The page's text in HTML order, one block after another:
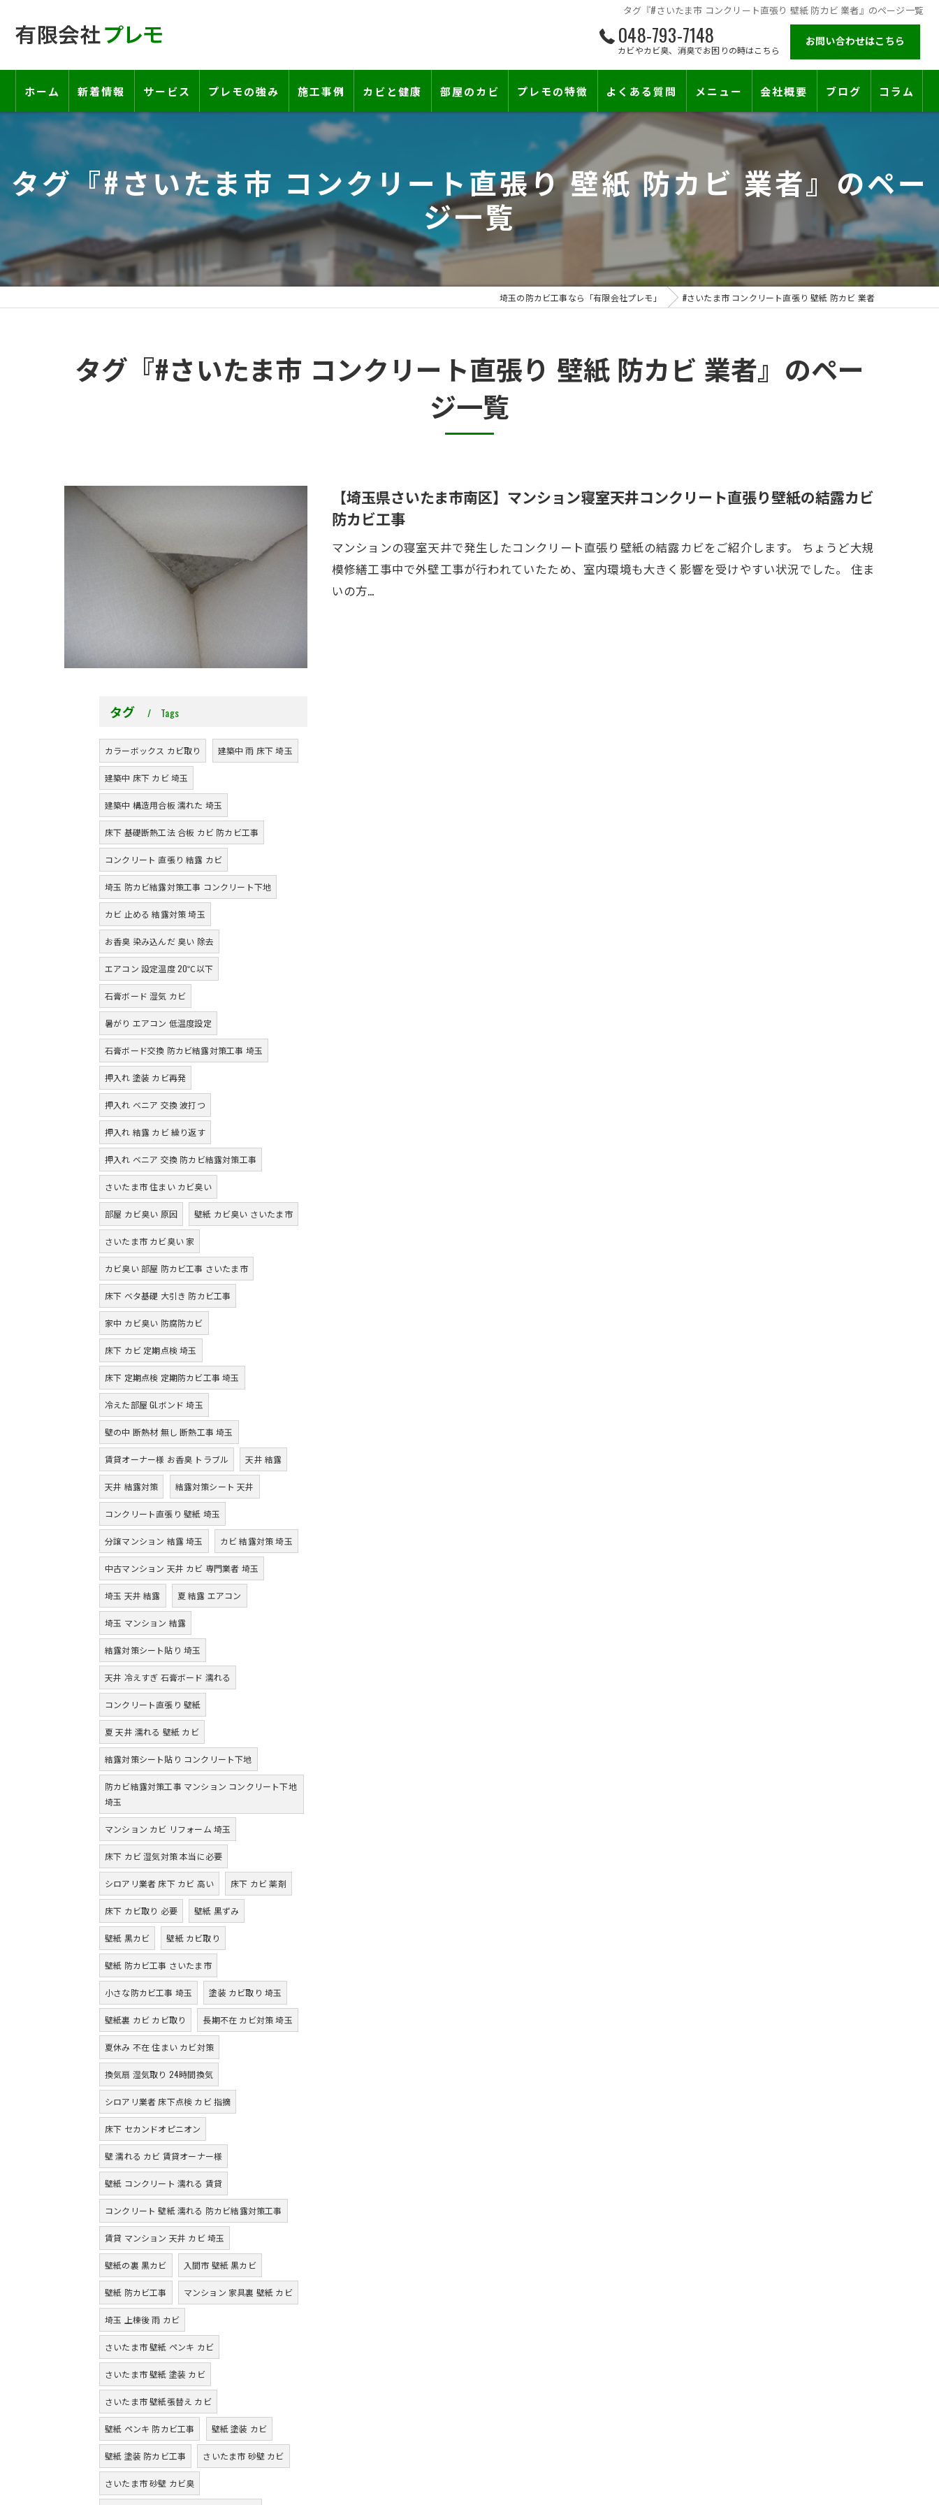
タグ『#さいたま市 コンクリート直張り 壁紙 防カビ 業者』のページ一覧
048-793-7148
カビやカビ臭、消臭でお困りの時はこちら
お問い合わせはこちら
ホーム 新着情報 サービス
工事の流れ―契約書・保証書について―
お客様の声
プレモの強み 施工事例 カビと健康 部屋のカビ
壁紙下地防カビ工事
壁紙カビ・壁紙下地のカビ
賃貸住宅のカビ
『またか…』の天井結露クレームに終止符を。賃貸オーナー様が最後に頼る専門工事
カビと結露対策
押入れ・収納・クローゼットのカビ
砂壁・珪藻土のカビ
半地下・地下室のカビ
プレモの特徴
床下のカビ
建築中のカビ
漏水事故のカビ
雨漏りによるカビ
部屋の除菌消臭
よくある質問 メニュー 会社概要
施工対応エリア
ブログ コラム
タグ『#さいたま市 コンクリート直張り 壁紙 防カビ 業者』のペー
ジ一覧
埼玉の防カビ工事なら「有限会社プレモ」 #さいたま市 コンクリート直張り 壁紙 防カビ 業者
タグ『#さいたま市 コンクリート直張り 壁紙 防カビ 業者』のペー
ジ一覧
【埼玉県さいたま市南区】マンション寝室天井コンクリート直張り壁紙の結露カビ
防カビ工事
マンションの寝室天井で発生したコンクリート直張り壁紙の結露カビをご紹介します。 ちょうど大規
模修繕工事中で外壁工事が行われていたため、室内環境も大きく影響を受けやすい状況でした。 住ま
いの方…
タグ Tags
カラーボックス カビ取り 建築中 雨 床下 埼玉
建築中 床下 カビ 埼玉
建築中 構造用合板 濡れた 埼玉
床下 基礎断熱工法 合板 カビ 防カビ工事
コンクリート 直張り 結露 カビ
埼玉 防カビ結露対策工事 コンクリート下地
カビ 止める 結露対策 埼玉
お香臭 染み込んだ 臭い 除去
エアコン 設定温度 20℃以下
石膏ボード 湿気 カビ
暑がり エアコン 低温度設定
石膏ボード交換 防カビ結露対策工事 埼玉
押入れ 塗装 カビ再発
押入れ ベニア 交換 波打つ
押入れ 結露 カビ 繰り返す
押入れ ベニア 交換 防カビ結露対策工事
さいたま市 住まい カビ臭い
部屋 カビ臭い 原因 壁紙 カビ臭い さいたま市
さいたま市 カビ臭い 家
カビ臭い 部屋 防カビ工事 さいたま市
床下 ベタ基礎 大引き 防カビ工事
家中 カビ臭い 防腐防カビ
床下 カビ 定期点検 埼玉
床下 定期点検 定期防カビ工事 埼玉
冷えた部屋 GLボンド 埼玉
壁の中 断熱材 無し 断熱工事 埼玉
賃貸オーナー様 お香臭 トラブル 天井 結露
天井 結露対策 結露対策シート 天井
コンクリート直張り 壁紙 埼玉
分譲マンション 結露 埼玉 カビ 結露対策 埼玉
中古マンション 天井 カビ 専門業者 埼玉
埼玉 天井 結露 夏 結露 エアコン
埼玉 マンション 結露
結露対策シート貼り 埼玉
天井 冷えすぎ 石膏ボード 濡れる
コンクリート直張り 壁紙
夏 天井 濡れる 壁紙 カビ
結露対策シート貼り コンクリート下地
防カビ結露対策工事 マンション コンクリート下地
埼玉
マンション カビ リフォーム 埼玉
床下 カビ 湿気対策 本当に必要
シロアリ業者 床下 カビ 高い 床下 カビ 薬剤
床下 カビ取り 必要 壁紙 黒ずみ
壁紙 黒カビ 壁紙 カビ取り
壁紙 防カビ工事 さいたま市
小さな防カビ工事 埼玉 塗装 カビ取り 埼玉
壁紙裏 カビ カビ取り 長期不在 カビ対策 埼玉
夏休み 不在 住まい カビ対策
換気扇 湿気取り 24時間換気
シロアリ業者 床下点検 カビ 指摘
床下 セカンドオピニオン
壁 濡れる カビ 賃貸オーナー様
壁紙 コンクリート 濡れる 賃貸
コンクリート 壁紙 濡れる 防カビ結露対策工事
賃貸 マンション 天井 カビ 埼玉
壁紙の裏 黒カビ 入間市 壁紙 黒カビ
壁紙 防カビ工事 マンション 家具裏 壁紙 カビ
埼玉 上棟後 雨 カビ
さいたま市 壁紙 ペンキ カビ
さいたま市 壁紙 塗装 カビ
さいたま市 壁紙張替え カビ
壁紙 ペンキ 防カビ工事 壁紙 塗装 カビ
壁紙 塗装 防カビ工事 さいたま市 砂壁 カビ
さいたま市 砂壁 カビ臭